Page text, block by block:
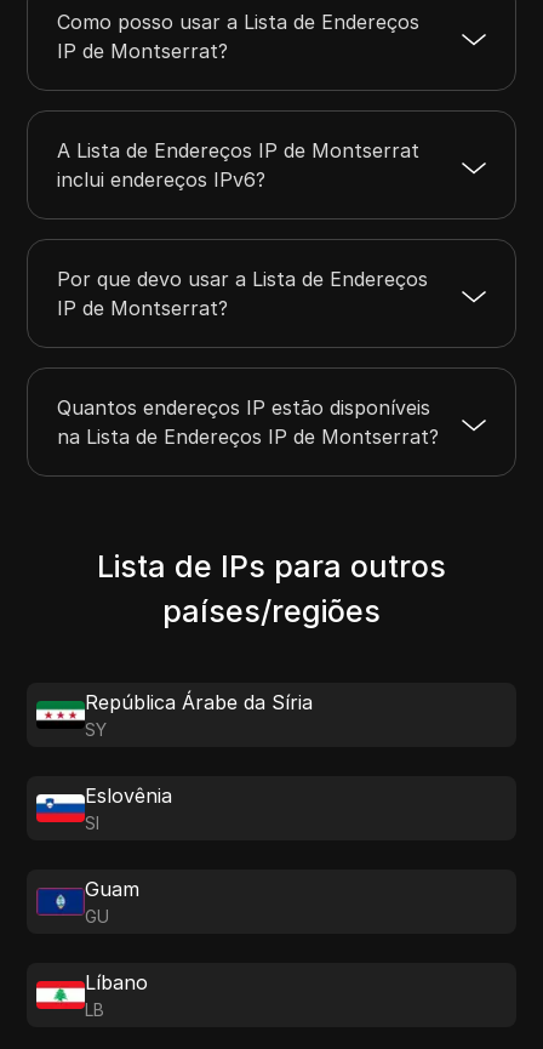
Como posso usar a Lista de Endereços
IP de Montserrat?
A Lista de Endereços IP de Montserrat
inclui endereços IPv6?
Por que devo usar a Lista de Endereços
IP de Montserrat?
Quantos endereços IP estão disponíveis
na Lista de Endereços IP de Montserrat?
Lista de IPs para outros
países/regiões
República Árabe da Síria
SY
Eslovênia
SI
Guam
GU
Líbano
LB